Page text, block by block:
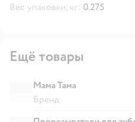
Вес упаковки, кг: 0.275
Ещё товары
Мама Тама
Бренд